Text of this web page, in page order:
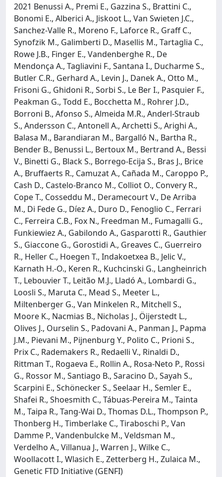
2021 Benussi A., Premi E., Gazzina S., Brattini C.,
Bonomi E., Alberici A., Jiskoot L., Van Swieten J.C.,
Sanchez-Valle R., Moreno F., Laforce R., Graff C.,
Synofzik M., Galimberti D., Masellis M., Tartaglia C.,
Rowe J.B., Finger E., Vandenberghe R., De
Mendonça A., Tagliavini F., Santana I., Ducharme S.,
Butler C.R., Gerhard A., Levin J., Danek A., Otto M.,
Frisoni G., Ghidoni R., Sorbi S., Le Ber I., Pasquier F.,
Peakman G., Todd E., Bocchetta M., Rohrer J.D.,
Borroni B., Afonso S., Almeida M.R., Anderl-Straub
S., Andersson C., Antonell A., Archetti S., Arighi A.,
Balasa M., Barandiaran M., Bargalló N., Bartha R.,
Bender B., Benussi L., Bertoux M., Bertrand A., Bessi
V., Binetti G., Black S., Borrego-Ecija S., Bras J., Brice
A., Bruffaerts R., Camuzat A., Cañada M., Caroppo P.,
Cash D., Castelo-Branco M., Colliot O., Convery R.,
Cope T., Cosseddu M., Deramecourt V., De Arriba
M., Di Fede G., Díez A., Duro D., Fenoglio C., Ferrari
C., Ferreira C.B., Fox N., Freedman M., Fumagalli G.,
Funkiewiez A., Gabilondo A., Gasparotti R., Gauthier
S., Giaccone G., Gorostidi A., Greaves C., Guerreiro
R., Heller C., Hoegen T., Indakoetxea B., Jelic V.,
Karnath H.-O., Keren R., Kuchcinski G., Langheinrich
T., Lebouvier T., Leitão M.J., Lladó A., Lombardi G.,
Loosli S., Maruta C., Mead S., Meeter L.,
Miltenberger G., Van Minkelen R., Mitchell S.,
Moore K., Nacmias B., Nicholas J., Öijerstedt L.,
Olives J., Ourselin S., Padovani A., Panman J., Papma
J.M., Pievani M., Pijnenburg Y., Polito C., Prioni S.,
Prix C., Rademakers R., Redaelli V., Rinaldi D.,
Rittman T., Rogaeva E., Rollin A., Rosa-Neto P., Rossi
G., Rossor M., Santiago B., Saracino D., Sayah S.,
Scarpini E., Schönecker S., Seelaar H., Semler E.,
Shafei R., Shoesmith C., Tábuas-Pereira M., Tainta
M., Taipa R., Tang-Wai D., Thomas D.L., Thompson P.,
Thonberg H., Timberlake C., Tiraboschi P., Van
Damme P., Vandenbulcke M., Veldsman M.,
Verdelho A., Villanua J., Warren J., Wilke C.,
Woollacott I., Wlasich E., Zetterberg H., Zulaica M.,
Genetic FTD Initiative (GENFI)